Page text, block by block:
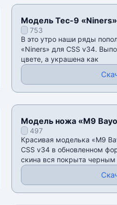
Модель Tec-9
753
В это утро наши ряды
«Niners» для CSS v34.
цвете, а украшена как
Модель ножа «M9
для CSS v34
497
Красивая моделька «M9
CSS v34 в обновленном
скина вся покрыта черным